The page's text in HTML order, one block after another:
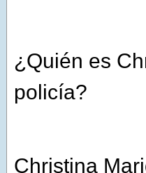
¿Quién es
policía?
Christina